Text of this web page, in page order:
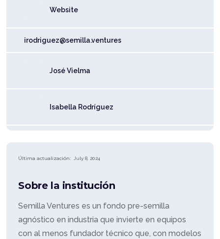
Website
irodriguez@semilla.ventures
José Vielma
Isabella Rodríguez
Última actualización: July 8, 2024
Sobre la institución
Semilla Ventures es un fondo pre-semilla
agnóstico en industria que invierte en equipos
con al menos fundador técnico que, con modelos